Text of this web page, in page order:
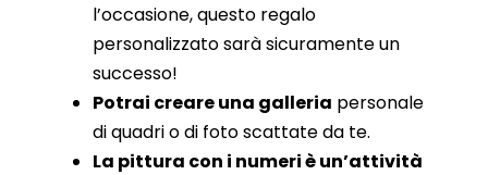
l’occasione, questo regalo
personalizzato sarà sicuramente un
successo!
Potrai creare una galleria personale
di quadri o di foto scattate da te.
La pittura con i numeri è un’attività